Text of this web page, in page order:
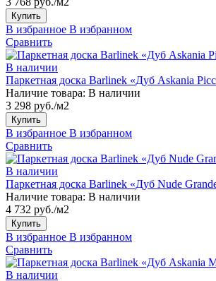
Купить
В избранное В избранном
Сравнить
В наличии
Паркетная доска Barlinek «Дуб Askania
Наличие товара: В наличии
3 298 руб./м2
Купить
В избранное В избранном
Сравнить
В наличии
Паркетная доска Barlinek «Дуб Nude
Наличие товара: В наличии
4 732 руб./м2
Купить
В избранное В избранном
Сравнить
В наличии